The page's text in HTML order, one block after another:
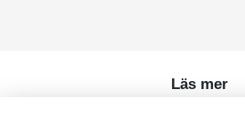
Läs mer